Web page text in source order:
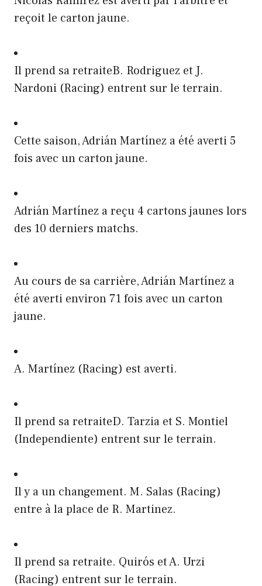
reçoit le carton jaune.
Il prend sa retraiteB. Rodriguez et J.
Nardoni (Racing) entrent sur le terrain.
Cette saison, Adrián Martínez a été averti 5
fois avec un carton jaune.
Adrián Martínez a reçu 4 cartons jaunes lors
des 10 derniers matchs.
Au cours de sa carrière, Adrián Martínez a
été averti environ 71 fois avec un carton
jaune.
A. Martínez (Racing) est averti.
Il prend sa retraiteD. Tarzia et S. Montiel
(Independiente) entrent sur le terrain.
Il y a un changement. M. Salas (Racing)
entre à la place de R. Martinez.
Il prend sa retraite. Quirós et A. Urzi
(Racing) entrent sur le terrain.